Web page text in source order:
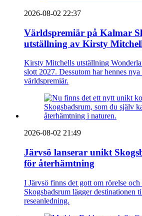
2026-08-02 22:37
Världspremiär på Kalmar
utställning av Kirsty
Kirsty Mitchells utställning
slott 2027. Dessutom har hennes
världspremiär.
2026-08-02 21:49
Järvsö lanserar unikt
för återhämtning
I Järvsö finns det gott om rörelse
Skogsbadsrum lägger destinationen
reseanledning.